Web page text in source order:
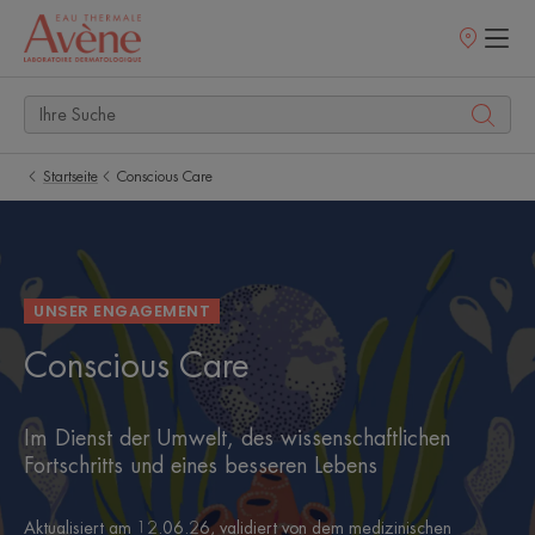
Startseite Conscious Care
UNSER ENGAGEMENT
Conscious Care
Im Dienst der Umwelt, des wissenschaftlichen
Fortschritts und eines besseren Lebens
Aktualisiert am 12.06.26, validiert von dem medizinischen